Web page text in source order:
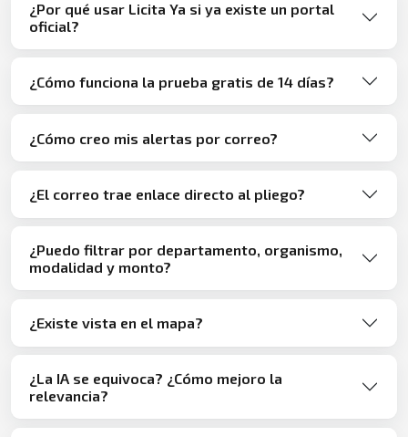
¿Por qué usar Licita Ya si ya existe un portal
oficial?
¿Cómo funciona la prueba gratis de 14 días?
¿Cómo creo mis alertas por correo?
¿El correo trae enlace directo al pliego?
¿Puedo filtrar por departamento, organismo,
modalidad y monto?
¿Existe vista en el mapa?
¿La IA se equivoca? ¿Cómo mejoro la
relevancia?